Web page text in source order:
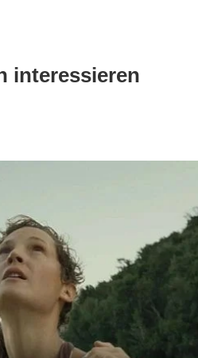
interessieren